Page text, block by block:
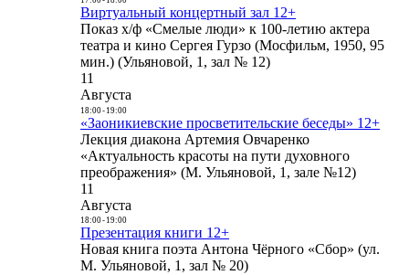
Виртуальный концертный зал 12+
Показ х/ф «Смелые люди» к 100-летию актера
театра и кино Сергея Гурзо (Мосфильм, 1950, 95
мин.) (Ульяновой, 1, зал № 12)
11
Августа
18:00- 19:00
«Заоникиевские просветительские беседы» 12+
Лекция диакона Артемия Овчаренко
«Актуальность красоты на пути духовного
преображения» (М. Ульяновой, 1, зале №12)
11
Августа
18:00- 19:00
Презентация книги 12+
Новая книга поэта Антона Чёрного «Сбор» (ул.
М. Ульяновой, 1, зал № 20)